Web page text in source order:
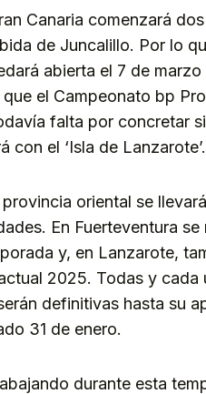
Canaria comenzará
de Juncalillo. Por lo
abierta el 7 de
el Campeonato bp
falta por concretar
con el ‘Isla de Lanzarote’.
oriental se
En Fuerteventura
y, en Lanzarote,
2025. Todas y cada
definitivas hasta su
31 de enero.
durante esta